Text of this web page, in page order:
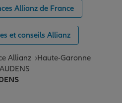
Allianz de France
et conseils Allianz
Allianz
Haute-Garonne